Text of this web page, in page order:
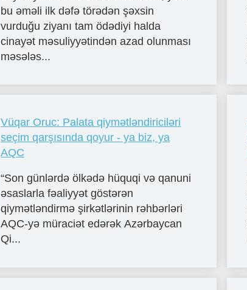
bu əməli ilk dəfə törədən şəxsin
vurduğu ziyanı tam ödədiyi halda
cinayət məsuliyyətindən azad olunması
məsələs...
Vüqar Oruc: Palata qiymətləndiriciləri
seçim qarşısında qoyur - ya biz, ya
AQC
“Son günlərdə ölkədə hüquqi və qanuni
əsaslarla fəaliyyət göstərən
qiymətləndirmə şirkətlərinin rəhbərləri
AQC-yə müraciət edərək Azərbaycan
Qi...